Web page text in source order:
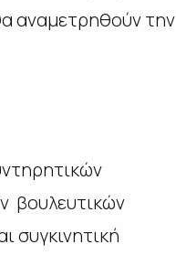
αναμετρηθούν την
βουλευτικών
συγκινητική